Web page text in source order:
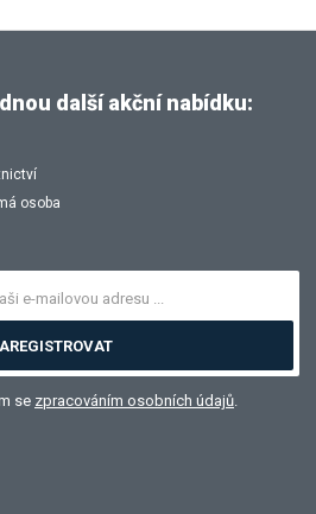
další akční nabídku:
osoba
se zpracováním osobních údajů